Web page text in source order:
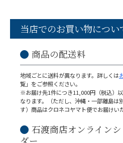
当店でのお買い物につい
商品の配送料
地域ごとに送料が異なります。詳しくは
覧」をご参照ください。
※お届け先1件につき11,000円（税込）
なります。（ただし、沖縄・一部離島は
す）商品はクロネコヤマト便でお届けい
石渡商店オンライン
ダー